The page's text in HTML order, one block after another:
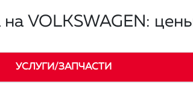
VOLKSWAGEN:
УСЛУГИ/ЗАПЧАСТИ